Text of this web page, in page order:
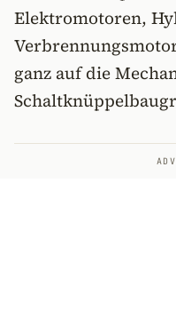
Elektromotoren,
ganz auf die